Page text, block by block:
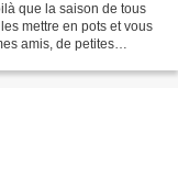
que la saison de tous
mettre en pots et vous
amis, de petites